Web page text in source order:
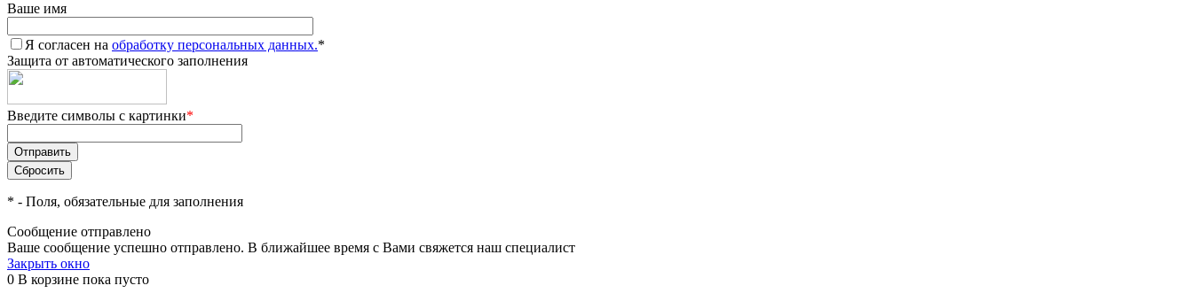
Ваше имя
Я согласен на обработку персональных данных.*
Защита от автоматического заполнения
Введите символы с картинки*
* - Поля, обязательные для заполнения
Сообщение отправлено
Ваше сообщение успешно отправлено. В ближайшее время с Вами свяжется наш специалист
Закрыть окно
0 В корзине пока пусто